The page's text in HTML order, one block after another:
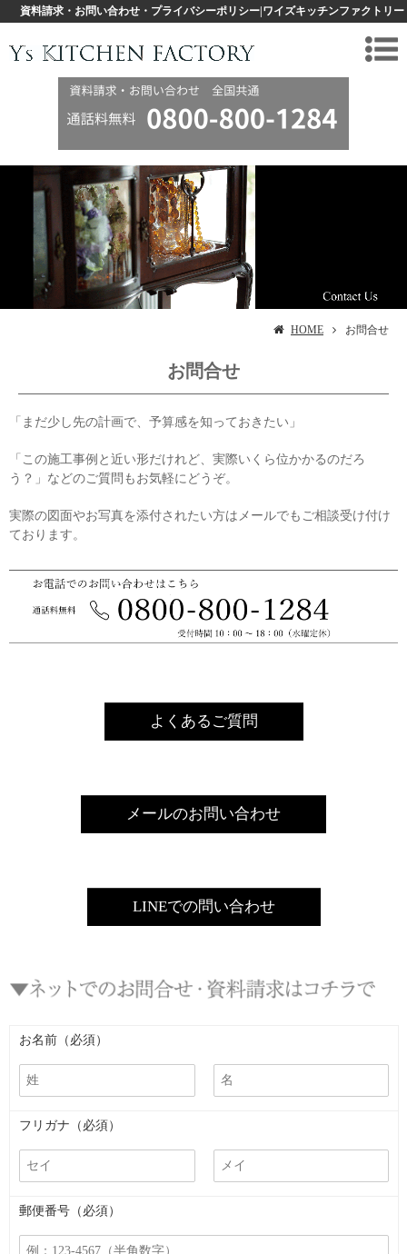
資料請求・お問い合わせ・プライバシーポリシー|ワイズキッチンファクトリー
HOME お問合せ
お問合せ
「まだ少し先の計画で、予算感を知っておきたい」
「この施工事例と近い形だけれど、実際いくら位かかるのだろ
う？」などのご質問もお気軽にどうぞ。
実際の図面やお写真を添付されたい方はメールでもご相談受け付け
ております。
よくあるご質問
メールのお問い合わせ
LINEでの問い合わせ
お名前（必須）
フリガナ（必須）
郵便番号（必須）